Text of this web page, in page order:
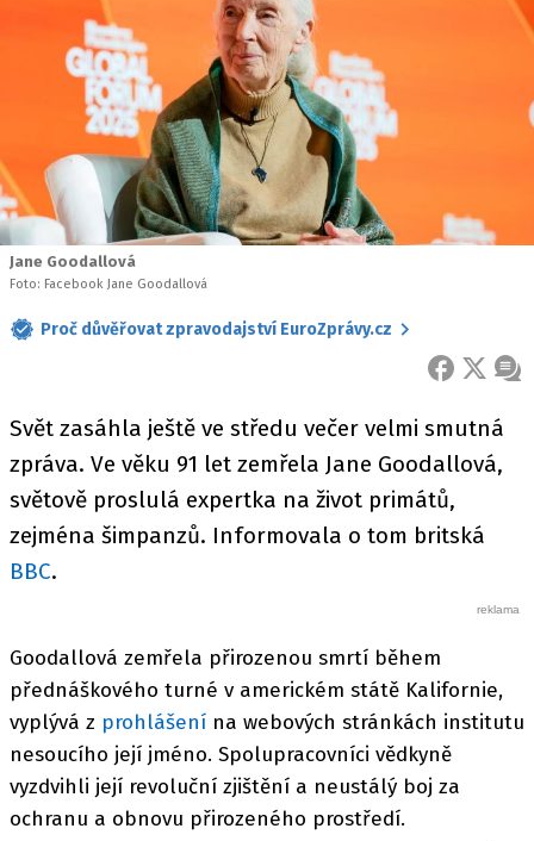
Jane Goodallová
Foto: Facebook Jane Goodallová
Proč důvěřovat zpravodajství EuroZprávy.cz
FACEBOOK
X
Svět zasáhla ještě ve středu večer velmi smutná
zpráva. Ve věku 91 let zemřela Jane Goodallová,
světově proslulá expertka na život primátů,
zejména šimpanzů. Informovala o tom britská
BBC.
Goodallová zemřela přirozenou smrtí během
přednáškového turné v americkém státě Kalifornie,
vyplývá z prohlášení na webových stránkách institutu
nesoucího její jméno. Spolupracovníci vědkyně
vyzdvihli její revoluční zjištění a neustálý boj za
ochranu a obnovu přirozeného prostředí.